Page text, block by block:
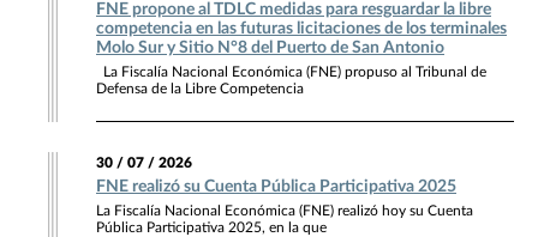
FNE propone al TDLC medidas para resguardar la libre
competencia en las futuras licitaciones de los terminales
Molo Sur y Sitio N°8 del Puerto de San Antonio
La Fiscalía Nacional Económica (FNE) propuso al Tribunal de
Defensa de la Libre Competencia
30 / 07 / 2026
FNE realizó su Cuenta Pública Participativa 2025
La Fiscalía Nacional Económica (FNE) realizó hoy su Cuenta
Pública Participativa 2025, en la que